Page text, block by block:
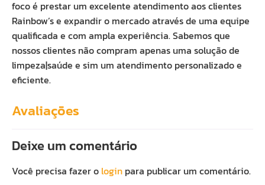
foco é prestar um excelente atendimento aos clientes
Rainbow’s e expandir o mercado através de uma equipe
qualificada e com ampla experiência. Sabemos que
nossos clientes não compram apenas uma solução de
limpeza|saúde e sim um atendimento personalizado e
eficiente.
Avaliações
Deixe um comentário
Você precisa fazer o login para publicar um comentário.